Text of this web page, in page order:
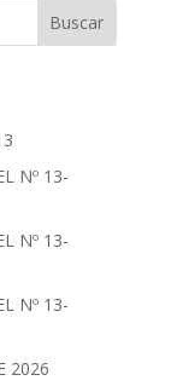
Buscar
Nº 13-
Nº 13-
Nº 13-
2026